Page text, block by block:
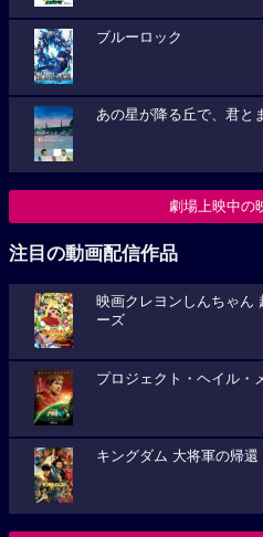
ブルーロック
あの星が降る丘で、君と
劇場上映中の
注目の動画配信作品
映画クレヨンしんちゃん
ーズ
プロジェクト・ヘイル・
キングダム 大将軍の帰還